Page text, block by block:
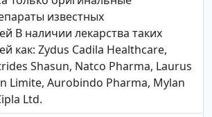
известных
В наличии лекарства таких
как: Zydus Cadila Healthcare,
Shasun, Natco Pharma, Laurus
Limite, Aurobindo Pharma, Mylan
Ltd.